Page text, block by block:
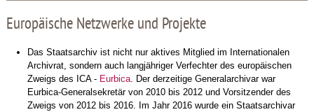
Europäische Netzwerke und Projekte
Das Staatsarchiv ist nicht nur aktives Mitglied im Internationalen
Archivrat, sondern auch langjähriger Verfechter des europäischen
Zweigs des ICA - Eurbica. Der derzeitige Generalarchivar war
Eurbica-Generalsekretär von 2010 bis 2012 und Vorsitzender des
Zweigs von 2012 bis 2016. Im Jahr 2016 wurde ein Staatsarchivar